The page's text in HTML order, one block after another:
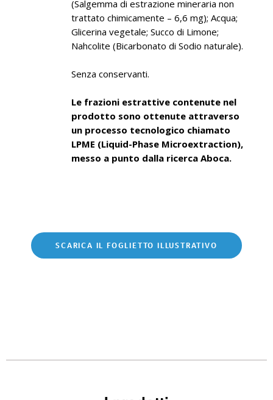
(Salgemma di estrazione mineraria non
trattato chimicamente – 6,6 mg); Acqua;
Glicerina vegetale; Succo di Limone;
Nahcolite (Bicarbonato di Sodio naturale).
Senza conservanti.
Le frazioni estrattive contenute nel
prodotto sono ottenute attraverso
un processo tecnologico chiamato
LPME (Liquid-Phase Microextraction),
messo a punto dalla ricerca Aboca.
SCARICA IL FOGLIETTO ILLUSTRATIVO